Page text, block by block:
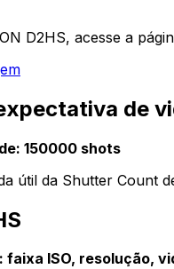
D2HS, acesse a
de
150000 shots
útil da Shutter
faixa ISO, resolução,